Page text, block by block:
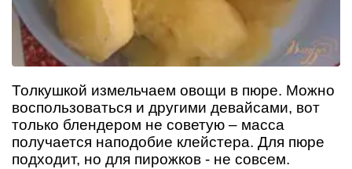
Толкушкой измельчаем овощи в пюре. Можно
воспользоваться и другими девайсами, вот
только блендером не советую – масса
получается наподобие клейстера. Для пюре
подходит, но для пирожков - не совсем.